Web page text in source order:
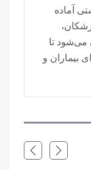
آماده
می‌شود تا
بیماران و